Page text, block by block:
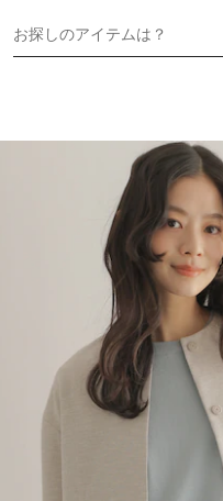
お探しのアイテムは？